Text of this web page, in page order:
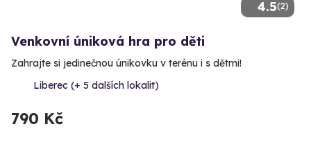
4.5(2)
Venkovní úniková hra pro děti
Zahrajte si jedinečnou únikovku v terénu i s dětmi!
Liberec (+ 5 dalších lokalit)
790 Kč